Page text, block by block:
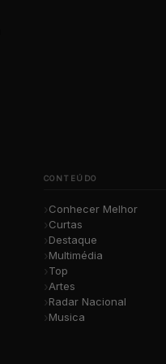
CONTEÚDO
Conhecer Melhor
Curtas
Destaque
Multimédia
Top
Artes
Radar Nacional
Musica